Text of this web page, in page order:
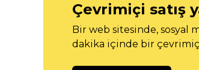
Çevrimiçi satış
Bir web sitesinde, sosyal
dakika içinde bir